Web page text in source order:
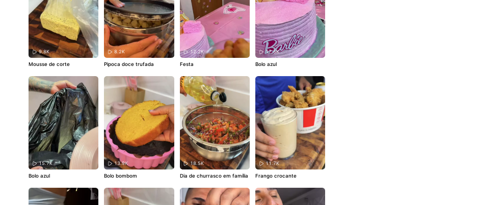
9.8K
Mousse de corte
8.2K
Pipoca doce trufada
12.2K
Festa
17.5K
Bolo azul
15.7K
Bolo azul
13.9K
Bolo bombom
18.5K
Dia de churrasco em família
11.7K
Frango crocante